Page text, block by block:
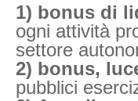
1) bonus di
ogni attività
settore
2) bonus,
pubblici